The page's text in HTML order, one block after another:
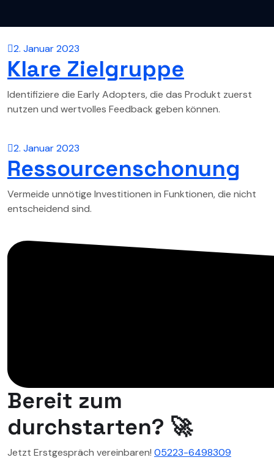
2. Januar 2023
Klare Zielgruppe
Identifiziere die Early Adopters, die das Produkt zuerst
nutzen und wertvolles Feedback geben können.
2. Januar 2023
Ressourcenschonung
Vermeide unnötige Investitionen in Funktionen, die nicht
entscheidend sind.
Bereit zum
durchstarten? 🚀
Jetzt Erstgespräch vereinbaren! 05223-6498309